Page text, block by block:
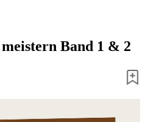
Band 1 & 2